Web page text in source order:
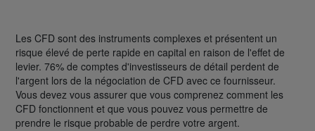
Les CFD sont des instruments complexes et présentent un
risque élevé de perte rapide en capital en raison de l'effet de
levier. 76% de comptes d'investisseurs de détail perdent de
l'argent lors de la négociation de CFD avec ce fournisseur.
Vous devez vous assurer que vous comprenez comment les
CFD fonctionnent et que vous pouvez vous permettre de
prendre le risque probable de perdre votre argent.